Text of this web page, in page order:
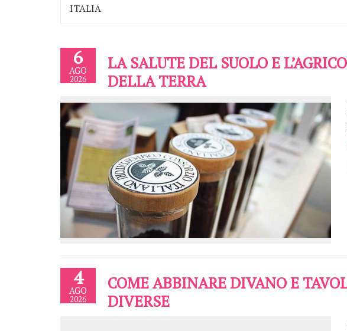
6
AGO
2026
LA SALUTE DEL SUOLO E
DELLA TERRA
4
AGO
2026
COME ABBINARE DIVANO E
DIVERSE